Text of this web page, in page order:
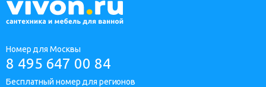
Номер для Москвы
8 495 647 00 84
Бесплатный номер для регионов